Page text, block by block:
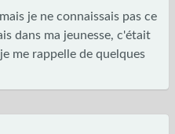
je ne connaissais pas ce
dans ma jeunesse, c'était
me rappelle de quelques